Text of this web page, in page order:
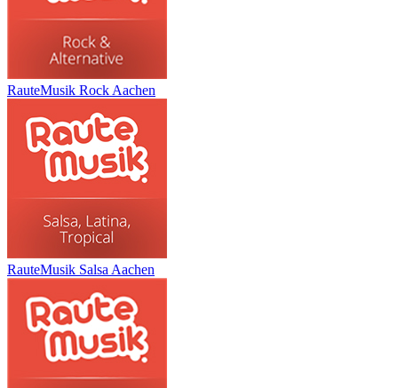
RauteMusik Rock Aachen
RauteMusik Salsa Aachen